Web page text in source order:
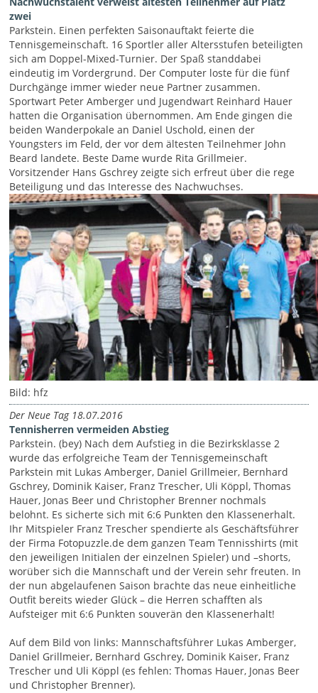
zwei
Parkstein. Einen perfekten Saisonauftakt feierte die
Tennisgemeinschaft. 16 Sportler aller Altersstufen beteiligten
sich am Doppel-Mixed-Turnier. Der Spaß standdabei
eindeutig im Vordergrund. Der Computer loste für die fünf
Durchgänge immer wieder neue Partner zusammen.
Sportwart Peter Amberger und Jugendwart Reinhard Hauer
hatten die Organisation übernommen. Am Ende gingen die
beiden Wanderpokale an Daniel Uschold, einen der
Youngsters im Feld, der vor dem ältesten Teilnehmer John
Beard landete. Beste Dame wurde Rita Grillmeier.
Vorsitzender Hans Gschrey zeigte sich erfreut über die rege
Beteiligung und das Interesse des Nachwuchses.
Bild: hfz
Der Neue Tag 18.07.2016
Tennisherren vermeiden Abstieg
Parkstein. (bey) Nach dem Aufstieg in die Bezirksklasse 2
wurde das erfolgreiche Team der Tennisgemeinschaft
Parkstein mit Lukas Amberger, Daniel Grillmeier, Bernhard
Gschrey, Dominik Kaiser, Franz Trescher, Uli Köppl, Thomas
Hauer, Jonas Beer und Christopher Brenner nochmals
belohnt. Es sicherte sich mit 6:6 Punkten den Klassenerhalt.
Ihr Mitspieler Franz Trescher spendierte als Geschäftsführer
der Firma Fotopuzzle.de dem ganzen Team Tennisshirts (mit
den jeweiligen Initialen der einzelnen Spieler) und –shorts,
worüber sich die Mannschaft und der Verein sehr freuten. In
der nun abgelaufenen Saison brachte das neue einheitliche
Outfit bereits wieder Glück – die Herren schafften als
Aufsteiger mit 6:6 Punkten souverän den Klassenerhalt!
Auf dem Bild von links: Mannschaftsführer Lukas Amberger,
Daniel Grillmeier, Bernhard Gschrey, Dominik Kaiser, Franz
Trescher und Uli Köppl (es fehlen: Thomas Hauer, Jonas Beer
und Christopher Brenner).